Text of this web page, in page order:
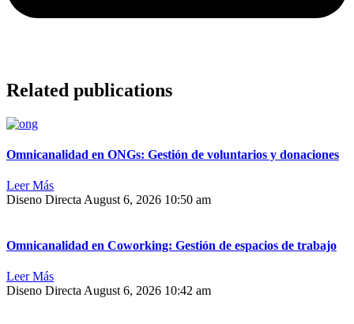
Related publications
Omnicanalidad en ONGs: Gestión de voluntarios y donaciones
Leer Más
Diseno DirectaAugust 6, 2026 10:50 am
Omnicanalidad en Coworking: Gestión de espacios de trabajo
Leer Más
Diseno Directa August 6, 2026 10:42 am